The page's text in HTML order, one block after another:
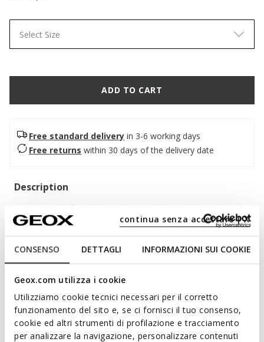
CONSENSO DETTAGLI INFORMAZIONI SUI COOKIE
Geox.com utilizza i cookie
Utilizziamo cookie tecnici necessari per il corretto
funzionamento del sito e, se ci fornisci il tuo consenso,
cookie ed altri strumenti di profilazione e tracciamento
per analizzare la navigazione, personalizzare contenuti
continua senza accettare | X
Select Size
ADD TO CART
Free standard delivery in 3-6 working days
Free returns within 30 days of the delivery date
Description
A women’s loafer with an understated yet sophisticated style,
the perfect companion for hectic days in the city. In this
hazelnut version, it features a soft suede upper with a clean
silhouette, enhanced by handcrafted details. Comfortable and
breathable, Addisse adds a touch of effortless elegance to
ITEM CODE: D66AXB00022C6032
Read more
Features